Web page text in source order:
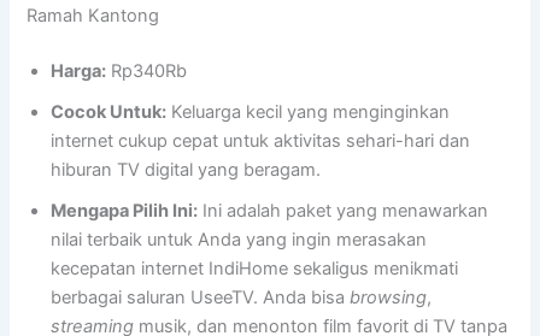
Ramah Kantong
Harga: Rp340Rb
Cocok Untuk: Keluarga kecil yang menginginkan
internet cukup cepat untuk aktivitas sehari-hari dan
hiburan TV digital yang beragam.
Mengapa Pilih Ini: Ini adalah paket yang menawarkan
nilai terbaik untuk Anda yang ingin merasakan
kecepatan internet IndiHome sekaligus menikmati
berbagai saluran UseeTV. Anda bisabrowsing,
streaming musik, dan menonton film favorit di TV tanpa